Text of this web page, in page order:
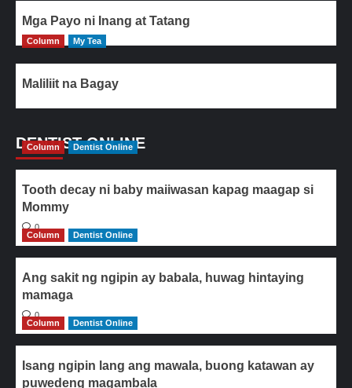
Mga Payo ni Inang at Tatang
Column My Tea
Maliliit na Bagay
DENTIST ONLINE
Column Dentist Online
Tooth decay ni baby maiiwasan kapag maagap si
Mommy
0
Column
Dentist Online
Ang sakit ng ngipin ay babala, huwag hintaying
mamaga
0
Column
Dentist Online
Isang ngipin lang ang mawala, buong katawan ay
puwedeng magambala